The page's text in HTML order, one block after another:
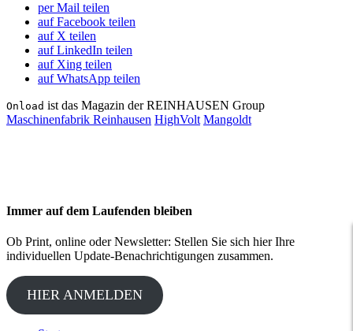
per Mail teilen
auf Facebook teilen
auf X teilen
auf LinkedIn teilen
auf Xing teilen
auf WhatsApp teilen
Onload ist das Magazin der REINHAUSEN Group
Maschinenfabrik Reinhausen HighVolt Mangoldt
Immer auf dem Laufenden bleiben
Ob Print, online oder Newsletter: Stellen Sie sich hier Ihre
individuellen Update-Benachrichtigungen zusammen.
HIER ANMELDEN